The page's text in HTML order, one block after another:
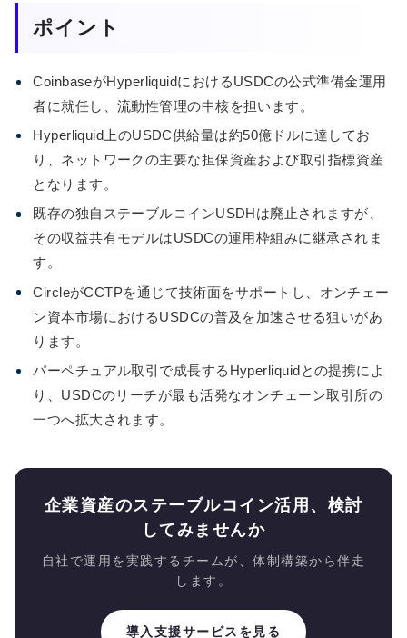
ポイント
CoinbaseがHyperliquidにおけるUSDCの公式準備金運用
者に就任し、流動性管理の中核を担います。
Hyperliquid上のUSDC供給量は約50億ドルに達してお
り、ネットワークの主要な担保資産および取引指標資産
となります。
既存の独自ステーブルコインUSDHは廃止されますが、
その収益共有モデルはUSDCの運用枠組みに継承されま
す。
CircleがCCTPを通じて技術面をサポートし、オンチェー
ン資本市場におけるUSDCの普及を加速させる狙いがあ
ります。
パーペチュアル取引で成長するHyperliquidとの提携によ
り、USDCのリーチが最も活発なオンチェーン取引所の
一つへ拡大されます。
企業資産のステーブルコイン活用、検討
してみませんか
自社で運用を実践するチームが、体制構築から伴走
します。
導入支援サービスを見る